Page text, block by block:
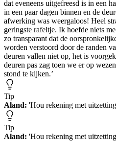
dat eveneens uitgefreesd is in een
in een paar dagen binnen en de
afwerking was weergaloos! Heel
geringste rafeltje. Ik hoefde niets
zo transparant dat de
worden verstoord door de randen
deuren vallen niet op, het is
deuren pas zag toen we er op
stond te kijken.’
Tip
Aland: 'Hou rekening met
Tip
Aland: 'Hou rekening met